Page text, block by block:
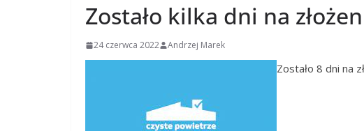
Zostało kilka dni na
24 czerwca 2022 Andrzej Marek
Zostało 8 dni na